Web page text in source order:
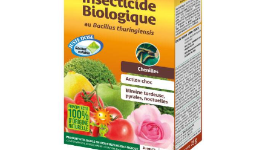
RÉPARATION
NOS MAGASINS
CONTACT